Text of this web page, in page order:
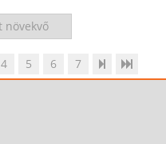
4 5 6 7